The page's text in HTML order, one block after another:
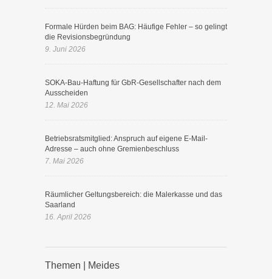
Formale Hürden beim BAG: Häufige Fehler – so gelingt
die Revisionsbegründung
9. Juni 2026
SOKA-Bau-Haftung für GbR-Gesellschafter nach dem
Ausscheiden
12. Mai 2026
Betriebsratsmitglied: Anspruch auf eigene E-Mail-
Adresse – auch ohne Gremienbeschluss
7. Mai 2026
Räumlicher Geltungsbereich: die Malerkasse und das
Saarland
16. April 2026
Themen | Meides